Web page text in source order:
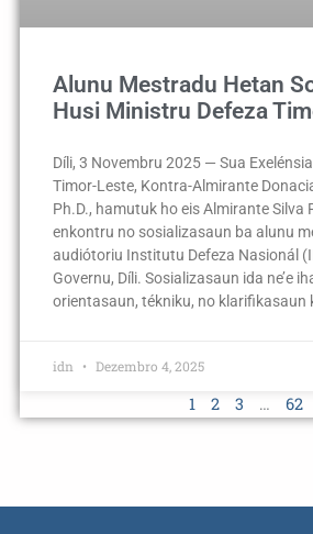
Alunu Mestradu Hetan
Husi Ministru Defeza
Díli, 3 Novembru 2025 — Sua
Timor-Leste, Kontra-Almirante
Ph.D., hamutuk ho eis Almirante Silva
enkontru no sosializasaun ba alunu
audiótoriu Institutu Defeza Nasionál
Governu, Díli. Sosializasaun ida ne’e
orientasaun, tékniku, no klarifikasaun
idn Dezembro 4, 2025
1 2 3 … 62